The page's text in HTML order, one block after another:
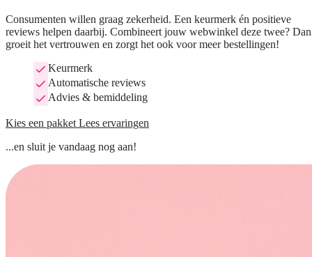
Consumenten willen graag zekerheid. Een keurmerk én positieve
reviews helpen daarbij. Combineert jouw webwinkel deze twee? Dan
groeit het vertrouwen en zorgt het ook voor meer bestellingen!
Keurmerk
Automatische reviews
Advies & bemiddeling
Kies een pakket Lees ervaringen
...en sluit je vandaag nog aan!